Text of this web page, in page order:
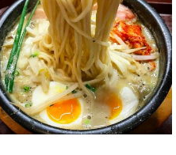
перекусывают
овощами с мясом
осьминогов в тесте
(окономияки).
свежайшие